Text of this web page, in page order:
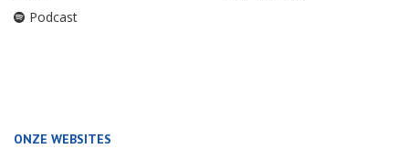
Podcast
ONZE WEBSITES